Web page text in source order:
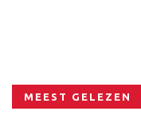
MEEST GELEZEN